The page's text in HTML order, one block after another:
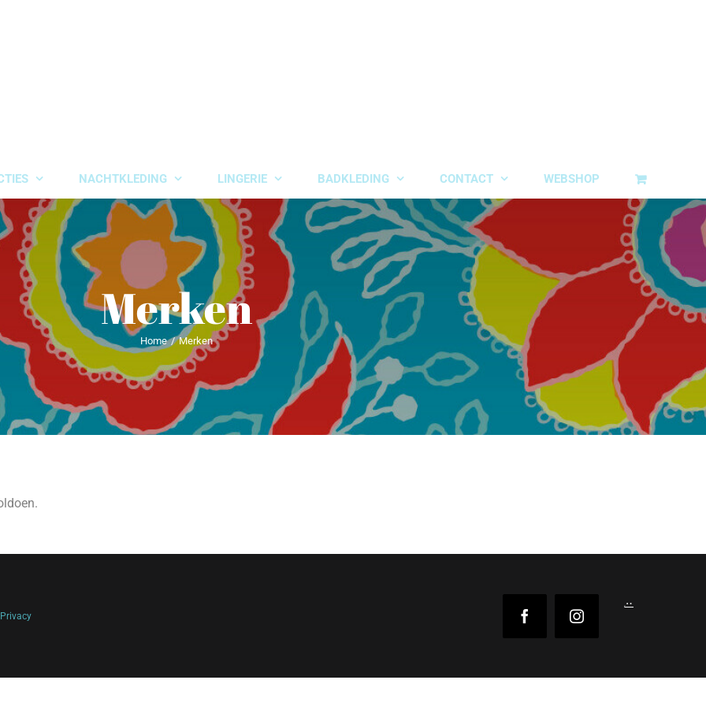
NACHTKLEDING LINGERIE BADKLEDING CONTACT WEBSHOP
Merken
Home Merken
Privacy FacebookInstagram
Reejeel